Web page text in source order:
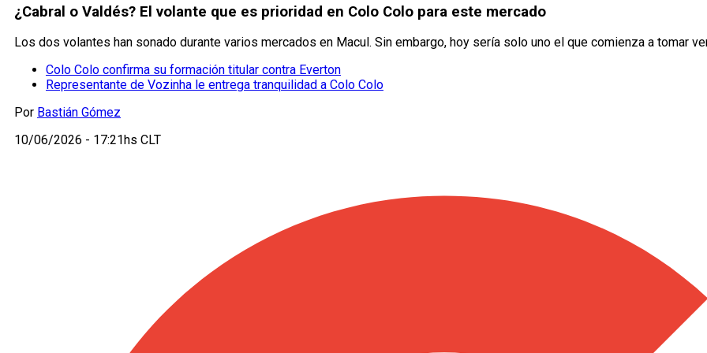
¿Cabral o Valdés? El volante que es prioridad en Colo Colo para este mercado
Los dos volantes han sonado durante varios mercados en Macul. Sin embargo, hoy sería solo uno el que comienza a tomar
Colo Colo confirma su formación titular contra Everton
Representante de Vozinha le entrega tranquilidad a Colo Colo
Por Bastián Gómez
10/06/2026 - 17:21hs CLT